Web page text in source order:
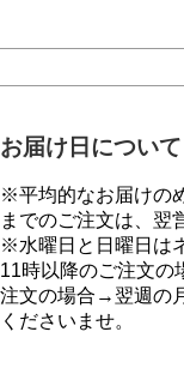
お届け日について
※平均的なお届けの
までのご注文は、翌
※水曜日と日曜日は
11時以降のご注文
注文の場合→翌週の
くださいませ。